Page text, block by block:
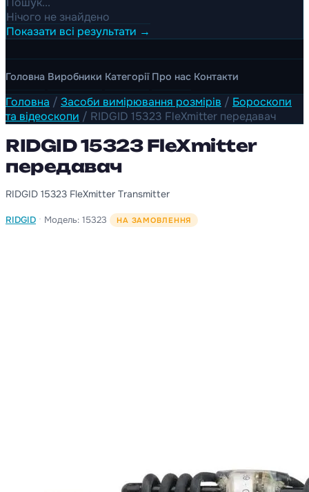
Нічого не знайдено
Показати всі результати →
Головна Виробники Категорії Про нас Контакти
Головна / Засоби вимірювання розмірів / Бороскопи
та відеоскопи / RIDGID 15323 FleXmitter передавач
RIDGID 15323 FleXmitter
передавач
RIDGID 15323 FleXmitter Transmitter
RIDGID · Модель: 15323 НА ЗАМОВЛЕННЯ